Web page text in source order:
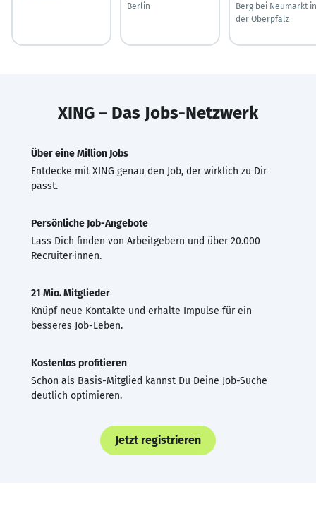
Berlin
Berg bei Neumarkt in
der Oberpfalz
XING – Das Jobs-Netzwerk
Über eine Million Jobs
Entdecke mit XING genau den Job, der wirklich zu Dir
passt.
Persönliche Job-Angebote
Lass Dich finden von Arbeitgebern und über 20.000
Recruiter·innen.
21 Mio. Mitglieder
Knüpf neue Kontakte und erhalte Impulse für ein
besseres Job-Leben.
Kostenlos profitieren
Schon als Basis-Mitglied kannst Du Deine Job-Suche
deutlich optimieren.
Jetzt registrieren